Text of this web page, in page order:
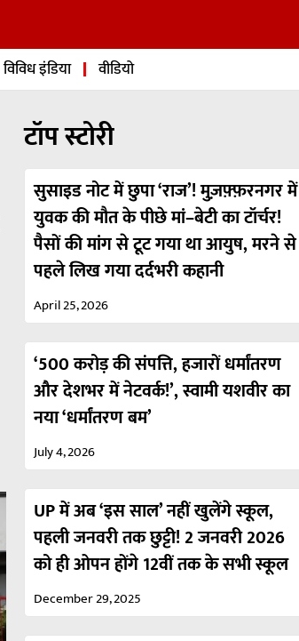
विविध इंडिया वीडियो
टॉप स्टोरी
सुसाइड नोट में छुपा ‘राज’! मुज़फ़्फ़रनगर में
युवक की मौत के पीछे मां–बेटी का टॉर्चर!
पैसों की मांग से टूट गया था आयुष, मरने से
पहले लिख गया दर्दभरी कहानी
April 25, 2026
‘500 करोड़ की संपत्ति, हजारों धर्मांतरण
और देशभर में नेटवर्क!’, स्वामी यशवीर का
नया ‘धर्मांतरण बम’
July 4, 2026
UP में अब ‘इस साल’ नहीं खुलेंगे स्कूल,
पहली जनवरी तक छुट्टी! 2 जनवरी 2026
को ही ओपन होंगे 12वीं तक के सभी स्कूल
December 29, 2025